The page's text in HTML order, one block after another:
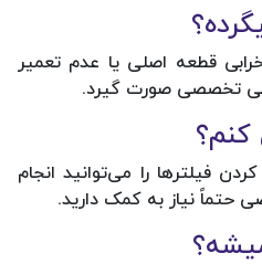
قطعه اصلی یا عدم تعمیر
تخصصی صورت گیرد.
فیلترها را می‌توانید انجام
حتماً نیاز به کمک دارید.